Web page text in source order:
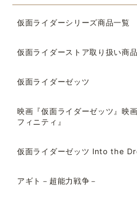
仮面ライダーシリーズ商品一覧
仮面ライダーストア取り扱い商品
仮面ライダーゼッツ
映画『仮面ライダーゼッツ』映
フィニティ』
仮面ライダーゼッツ Into the
アギト－超能力戦争－